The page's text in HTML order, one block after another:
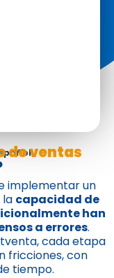
de ventas
implementar un
la capacidad de
han
a errores.
cada etapa
fricciones, con
tiempo.